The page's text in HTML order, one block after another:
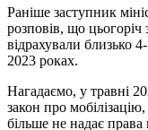
Раніше заступник
розповів, що цьогоріч
відрахували близько
2023 роках.
Нагадаємо, у травні
закон про
більше не надає права